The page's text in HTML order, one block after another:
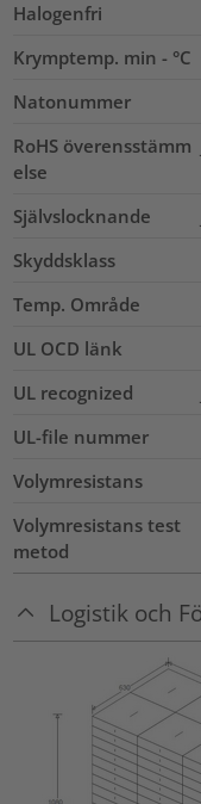
Halogenfri
Krymptemp. min - °C
Natonummer
RoHS överensstämm
else
Självslocknande
Skyddsklass
Temp. Område
UL OCD länk
UL recognized
UL-file nummer
Volymresistans
Volymresistans test
metod
Logistik och